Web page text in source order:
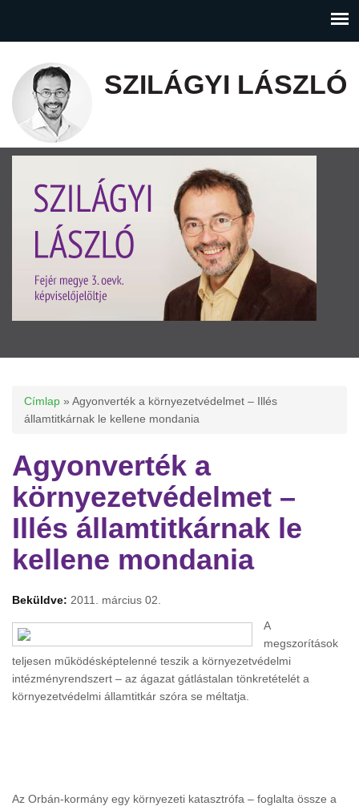
SZILÁGYI LÁSZLÓ
Jelenlegi hely
Címlap » Agyonverték a környezetvédelmet – Illés
államtitkárnak le kellene mondania
Agyonverték a
környezetvédelmet –
Illés államtitkárnak le
kellene mondania
Beküldve: 2011. március 02.
A
megszorítások
teljesen működésképtelenné teszik a környezetvédelmi
intézményrendszert – az ágazat gátlástalan tönkretételét a
környezetvédelmi államtitkár szóra se méltatja.
Az Orbán-kormány egy környezeti katasztrófa – foglalta össze a